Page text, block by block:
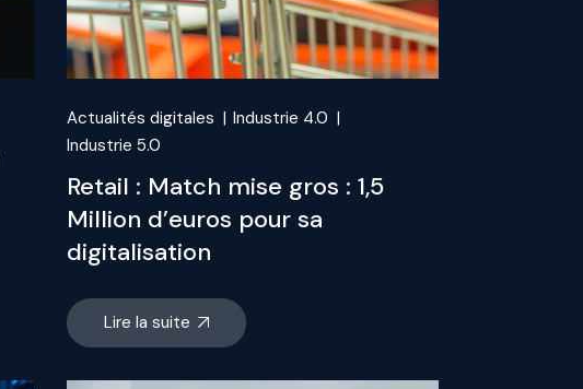
Actualités digitales
Industrie 4.0
Industrie 5.0
Retail : Match mise gros : 1,5
Million d’euros pour sa
digitalisation
Lire la suite